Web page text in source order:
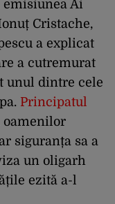
Ai
Cristache,
a explicat
a cutremurat
unul dintre cele
Principatul
oamenilor
siguranța sa a
un oligarh
ezită a-l